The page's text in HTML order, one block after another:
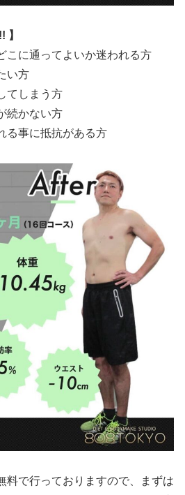
】
に通ってよいか迷われる方
い方
てしまう方
続かない方
る事に抵抗がある方
料で行っておりますので、まずは